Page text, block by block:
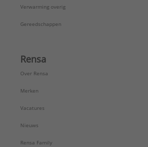
Verwarming overig
Gereedschappen
Rensa
Over Rensa
Merken
Vacatures
Nieuws
Rensa Family